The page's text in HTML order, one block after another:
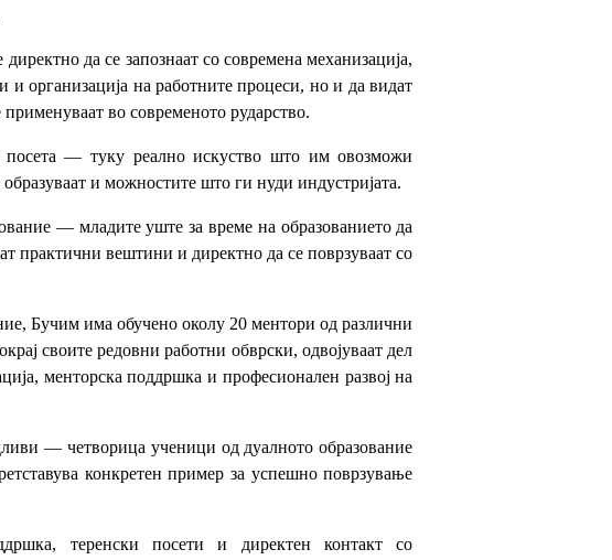
да се запознаат со современа механизација,
и организација на работните процеси, но и да видат
во современото рударство.
— туку реално искуство што им овозможи
образуваат и можностите што ги нуди индустријата.
— младите уште за време на образованието да
практични вештини и директно да се поврзуваат со
Бучим има обучено околу 20 ментори од различни
своите редовни работни обврски, одвојуваат дел
менторска поддршка и професионален развој на
— четворица ученици од дуалното образование
конкретен пример за успешно поврзување
теренски посети и директен контакт со